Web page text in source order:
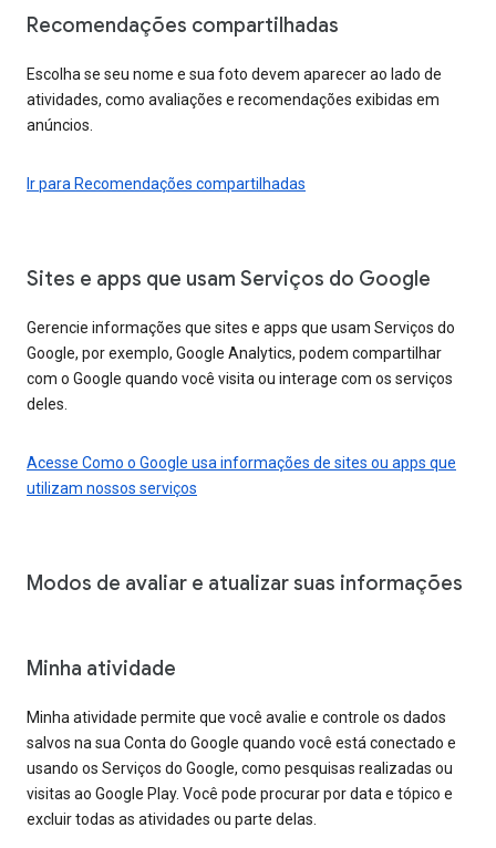
Recomendações compartilhadas
Escolha se seu nome e sua foto devem aparecer ao lado de
atividades, como avaliações e recomendações exibidas em
anúncios.
Ir para Recomendações compartilhadas
Sites e apps que usam Serviços do Google
Gerencie informações que sites e apps que usam Serviços do
Google, por exemplo, Google Analytics, podem compartilhar
com o Google quando você visita ou interage com os serviços
deles.
Acesse Como o Google usa informações de sites ou apps que
utilizam nossos serviços
Modos de avaliar e atualizar suas informações
Minha atividade
Minha atividade permite que você avalie e controle os dados
salvos na sua Conta do Google quando você está conectado e
usando os Serviços do Google, como pesquisas realizadas ou
visitas ao Google Play. Você pode procurar por data e tópico e
excluir todas as atividades ou parte delas.